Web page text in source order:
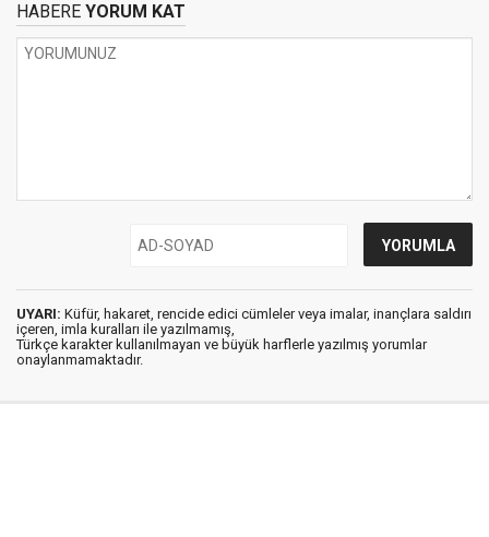
HABERE YORUM KAT
UYARI: Küfür, hakaret, rencide edici cümleler veya imalar, inançlara saldırı
içeren, imla kuralları ile yazılmamış,
Türkçe karakter kullanılmayan ve büyük harflerle yazılmış yorumlar
onaylanmamaktadır.